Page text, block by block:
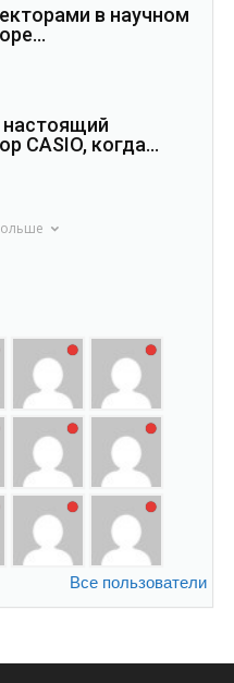
в научном
CASIO, когда...
Все пользователи